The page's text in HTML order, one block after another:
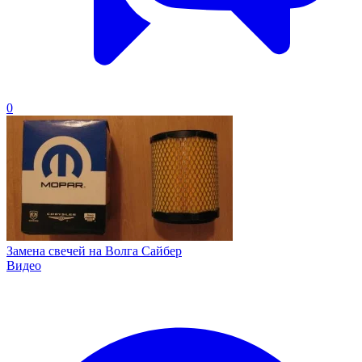
0
Замена свечей на Волга Сайбер
Видео